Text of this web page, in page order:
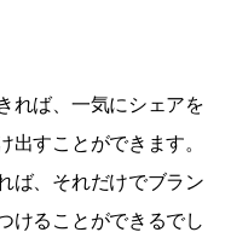
れば、一気にシェアを
出すことができます。
ば、それだけでブラン
けることができるでし